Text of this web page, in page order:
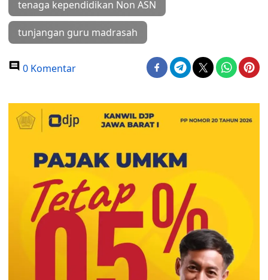
tenaga kependidikan Non ASN
tunjangan guru madrasah
0 Komentar